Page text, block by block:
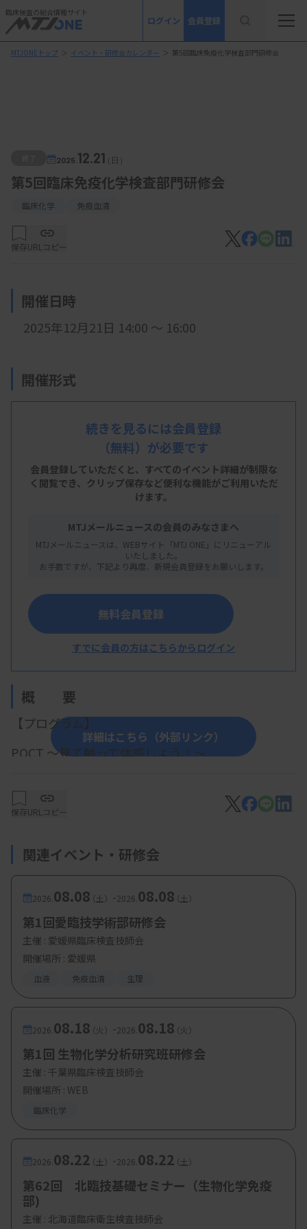
臨床検査の総合情報サイト
ログイン 会員登録
MTJONEトップ ＞ イベント・研修会カレンダー ＞ 第5回臨床免疫化学検査部門研修会
2025. 12.21 （日）
第5回臨床免疫化学検査部門研修会
臨床化学 免疫血清
保存URLコピー
開催日時
2025年12月21日 14:00 ～ 16:00
開催形式
現地開催
草津市立市民交流プラザ 中会議室（フェリエ南
滋賀県草津市野路一丁目15番5号 フェリエ南草津5階
主 催
滋賀県臨床検査技師会
概 要
【プログラム】
POCT ～見て触って体感しよう！～
（シーメンスヘルスケア・ダイアグノスティ
・内容2：血糖測定
（アークレイ株式会社）
・内容3：イムノクロマト法
・内容4：NT-proBNP測定
（ロシュ・ダイアグノスティックス株式会
社）
【参加費・定員など】
・参加費：日臨技＋滋臨技会員 500 円
滋臨技のみ会員 500円
日臨技のみ会員 5000円
その他医療従事者・学生無料
非会員 5000円
詳細はこちら（外部リンク）
続きを見るには会員登録
（無料）が必要です
会員登録していただくと、すべてのイベント詳細が制限な
く閲覧でき、 クリップ保存など便利な機能がご利用いただ
けます。
MTJメールニュースの会員のみなさまへ
MTJメールニュースは、WEBサイト「MTJ ONE」にリニューアル
いたしました。
お手数ですが、下記より再度、新規会員登録をお願いします。
無料会員登録
すでに会員の方はこちらからログイン
保存URLコピー
関連イベント・研修会
2026. 08.08（土） -2026. 08.08（土）
第1回愛臨技学術部研修会
主催 : 愛媛県臨床検査技師会
開催場所 : 愛媛県
血液 免疫血清 生理
2026. 08.18（火） -2026. 08.18（火）
第1回 生物化学分析研究班研修会
主催 : 千葉県臨床検査技師会
開催場所 : WEB
臨床化学
2026. 08.22（土） -2026. 08.22（土）
第62回 北臨技基礎セミナー（生物化学免疫
部)
主催 : 北海道臨床衛生検査技師会